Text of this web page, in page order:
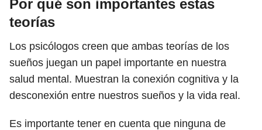
Por qué son importantes estas
teorías
Los psicólogos creen que ambas teorías de los
sueños juegan un papel importante en nuestra
salud mental. Muestran la conexión cognitiva y la
desconexión entre nuestros sueños y la vida real.
Es importante tener en cuenta que ninguna de